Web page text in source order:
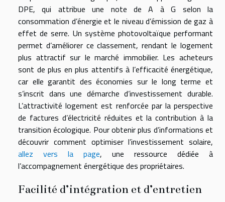
DPE, qui attribue une note de A à G selon la
consommation d’énergie et le niveau d’émission de gaz à
effet de serre. Un système photovoltaïque performant
permet d’améliorer ce classement, rendant le logement
plus attractif sur le marché immobilier. Les acheteurs
sont de plus en plus attentifs à l’efficacité énergétique,
car elle garantit des économies sur le long terme et
s’inscrit dans une démarche d’investissement durable.
L’attractivité logement est renforcée par la perspective
de factures d’électricité réduites et la contribution à la
transition écologique. Pour obtenir plus d’informations et
découvrir comment optimiser l’investissement solaire,
allez vers la page, une ressource dédiée à
l’accompagnement énergétique des propriétaires.
Facilité d’intégration et d’entretien